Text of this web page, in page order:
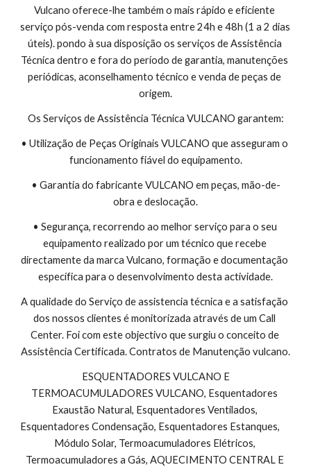
Vulcano oferece-lhe também o mais rápido e eficiente
serviço pós-venda com resposta entre 24h e 48h (1 a 2 dias
úteis). pondo à sua disposição os serviços de Assistência
Técnica dentro e fora do período de garantia, manutenções
periódicas, aconselhamento técnico e venda de peças de
origem.
Os Serviços de Assistência Técnica VULCANO garantem:
• Utilização de Peças Originais VULCANO que asseguram o
funcionamento fiável do equipamento.
• Garantia do fabricante VULCANO em peças, mão-de-
obra e deslocação.
• Segurança, recorrendo ao melhor serviço para o seu
equipamento realizado por um técnico que recebe
directamente da marca Vulcano, formação e documentação
específica para o desenvolvimento desta actividade.
A qualidade do Serviço de assistencia técnica e a satisfação
dos nossos clientes é monitorizada através de um Call
Center. Foi com este objectivo que surgiu o conceito de
Assistência Certificada. Contratos de Manutenção vulcano.
TERMOACUMULADORES VULCANO, Esquentadores
Exaustão Natural, Esquentadores Ventilados,
Esquentadores Condensação, Esquentadores Estanques,
Módulo Solar, Termoacumuladores Elétricos,
Termoacumuladores a Gás, AQUECIMENTO CENTRAL E